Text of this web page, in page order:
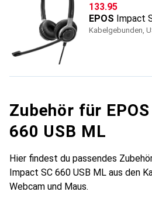
CHF
133.95
EPOS Impact
Kabelgebunden,
Zubehör für
660 USB ML
Hier findest du passendes
Impact SC 660 USB ML aus den
Webcam und Maus.